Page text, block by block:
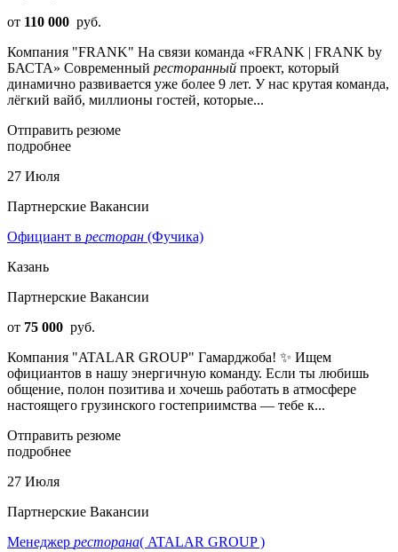
от 110 000 руб.
Компания "FRANK" На связи команда «FRANK | FRANK by
БАСТА» Современный ресторанный проект, который
динамично развивается уже более 9 лет. У нас крутая команда,
лёгкий вайб, миллионы гостей, которые...
Отправить резюме
подробнее
27 Июля
Партнерские Вакансии
Официант в ресторан (Фучика)
Казань
Партнерские Вакансии
от 75 000 руб.
Компания "ATALAR GROUP" Гамарджоба! ✨ Ищем
официантов в нашу энергичную команду. Если ты любишь
общение, полон позитива и хочешь работать в атмосфере
настоящего грузинского гостеприимства — тебе к...
Отправить резюме
подробнее
27 Июля
Партнерские Вакансии
Менеджер ресторана( ATALAR GROUP )